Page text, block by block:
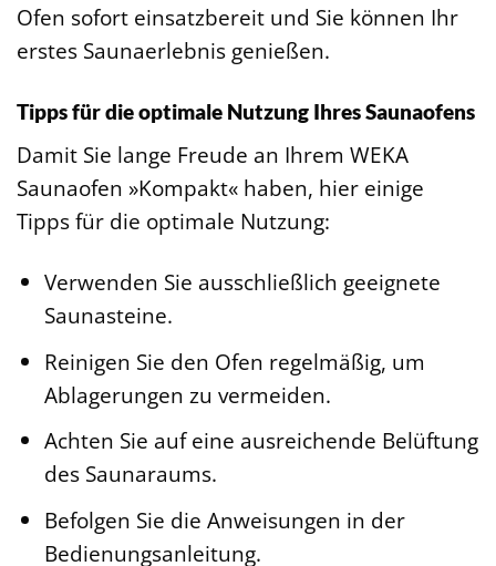
Ofen sofort einsatzbereit und Sie können Ihr
erstes Saunaerlebnis genießen.
Tipps für die optimale Nutzung Ihres Saunaofens
Damit Sie lange Freude an Ihrem WEKA
Saunaofen »Kompakt« haben, hier einige
Tipps für die optimale Nutzung:
Verwenden Sie ausschließlich geeignete
Saunasteine.
Reinigen Sie den Ofen regelmäßig, um
Ablagerungen zu vermeiden.
Achten Sie auf eine ausreichende Belüftung
des Saunaraums.
Befolgen Sie die Anweisungen in der
Bedienungsanleitung.